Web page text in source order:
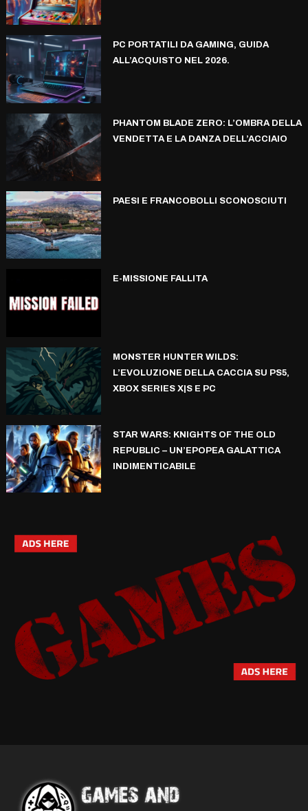
PC PORTATILI DA GAMING, GUIDA
ALL’ACQUISTO NEL 2026.
PHANTOM BLADE ZERO: L’OMBRA DELLA
VENDETTA E LA DANZA DELL’ACCIAIO
PAESI E FRANCOBOLLI SCONOSCIUTI
E-MISSIONE FALLITA
MONSTER HUNTER WILDS:
L’EVOLUZIONE DELLA CACCIA SU PS5,
XBOX SERIES X|S E PC
STAR WARS: KNIGHTS OF THE OLD
REPUBLIC – UN’EPOPEA GALATTICA
INDIMENTICABILE